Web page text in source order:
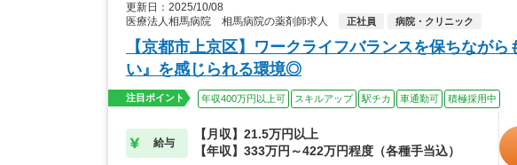
更新日：2025/10/08
医療法人相馬病院 相馬病院の薬剤師求人
正社員 病院・クリニック
【京都市上京区】ワークライフバランスを保ちなが
い』を感じられる環境◎
注目ポイント 年収400万円以上可 スキルアップ 駅チカ 車通勤可 積極採用中
給与
【月収】21.5万円以上
【年収】333万円～422万円程度（各種手当込）